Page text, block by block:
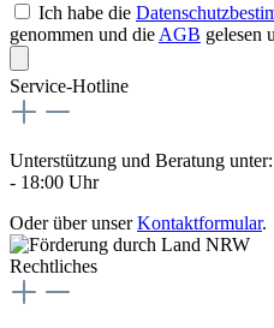
Ich habe die
genommen und die AGB gelesen
Service-Hotline
Unterstützung und Beratung unter:
- 18:00 Uhr
Oder über unserKontaktformular.
Rechtliches